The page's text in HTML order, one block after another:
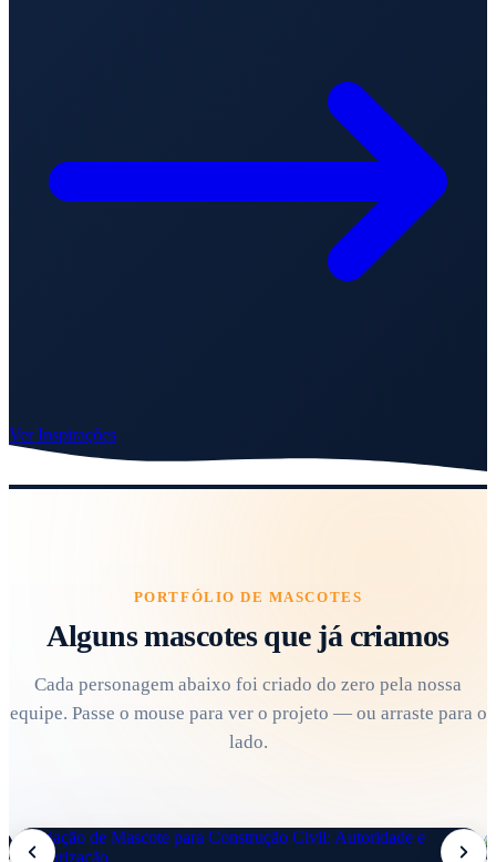
Ver Inspirações
PORTFÓLIO DE MASCOTES
Alguns mascotes que já criamos
Cada personagem abaixo foi criado do zero pela nossa
equipe. Passe o mouse para ver o projeto — ou arraste para o
lado.